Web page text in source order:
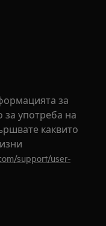
за
за употреба на
каквито
support/user-